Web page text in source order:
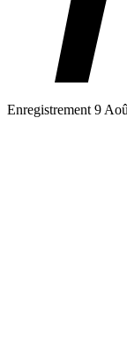
Enregistrement 9 Aoû